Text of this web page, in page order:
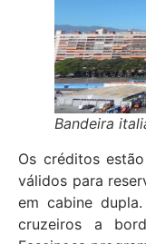
Bandeira
Os créditos
válidos para
em cabine
cruzeiros a